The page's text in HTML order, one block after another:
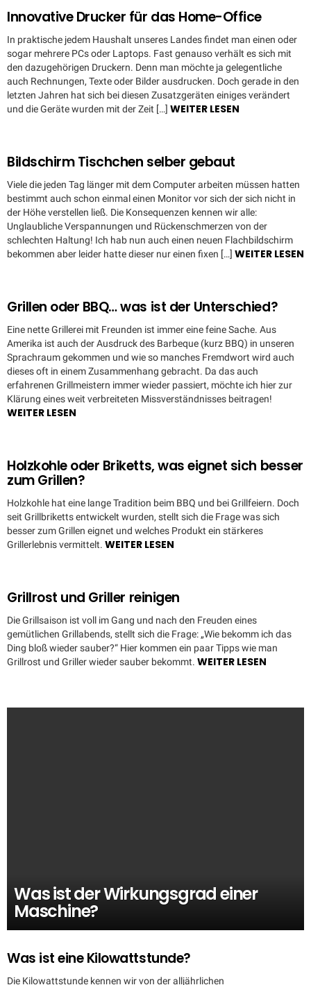
Innovative Drucker für das Home-Office
In praktische jedem Haushalt unseres Landes findet man einen oder
sogar mehrere PCs oder Laptops. Fast genauso verhält es sich mit
den dazugehörigen Druckern. Denn man möchte ja gelegentliche
auch Rechnungen, Texte oder Bilder ausdrucken. Doch gerade in den
letzten Jahren hat sich bei diesen Zusatzgeräten einiges verändert
und die Geräte wurden mit der Zeit […] WEITER LESEN
Bildschirm Tischchen selber gebaut
Viele die jeden Tag länger mit dem Computer arbeiten müssen hatten
bestimmt auch schon einmal einen Monitor vor sich der sich nicht in
der Höhe verstellen ließ. Die Konsequenzen kennen wir alle:
Unglaubliche Verspannungen und Rückenschmerzen von der
schlechten Haltung! Ich hab nun auch einen neuen Flachbildschirm
bekommen aber leider hatte dieser nur einen fixen […] WEITER LESEN
Grillen oder BBQ… was ist der Unterschied?
Eine nette Grillerei mit Freunden ist immer eine feine Sache. Aus
Amerika ist auch der Ausdruck des Barbeque (kurz BBQ) in unseren
Sprachraum gekommen und wie so manches Fremdwort wird auch
dieses oft in einem Zusammenhang gebracht. Da das auch
erfahrenen Grillmeistern immer wieder passiert, möchte ich hier zur
Klärung eines weit verbreiteten Missverständnisses beitragen!
WEITER LESEN
Holzkohle oder Briketts, was eignet sich besser
zum Grillen?
Holzkohle hat eine lange Tradition beim BBQ und bei Grillfeiern. Doch
seit Grillbriketts entwickelt wurden, stellt sich die Frage was sich
besser zum Grillen eignet und welches Produkt ein stärkeres
Grillerlebnis vermittelt. WEITER LESEN
Grillrost und Griller reinigen
Die Grillsaison ist voll im Gang und nach den Freuden eines
gemütlichen Grillabends, stellt sich die Frage: „Wie bekomm ich das
Ding bloß wieder sauber?“ Hier kommen ein paar Tipps wie man
Grillrost und Griller wieder sauber bekommt. WEITER LESEN
Was ist der Wirkungsgrad einer
Maschine?
Was ist eine Kilowattstunde?
Die Kilowattstunde kennen wir von der alljährlichen